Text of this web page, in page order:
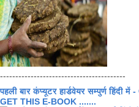
-----------------------------------------
पहली बार कंप्यूटर हार्डवेयर सम्पुर्ण
GET THIS E-BOOK .......